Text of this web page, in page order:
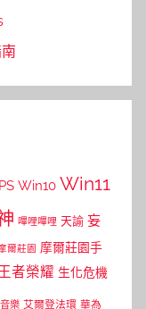
PS Win10 Win11
嗶哩嗶哩 天諭 妄
摩爾莊園 摩爾莊園手
者榮耀 生化危機
樂 艾爾登法環 華為